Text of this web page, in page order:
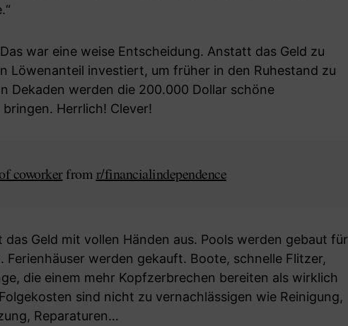
war eine weise Entscheidung. Anstatt das Geld zu
Löwenanteil investiert, um früher in den Ruhestand zu
Dekaden werden die 200.000 Dollar schöne
Herrlich! Clever!
coworkerfromr/financialindependence
Geld mit vollen Händen aus. Pools werden gebaut für
Ferienhäuser werden gekauft. Boote, schnelle Flitzer,
die einem mehr Kopfzerbrechen bereiten als wirklich
sind nicht zu vernachlässigen wie Reinigung,
Reparaturen…